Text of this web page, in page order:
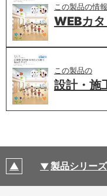
この製品の情
WEBカ
この製品の
設計・施
製品シリー